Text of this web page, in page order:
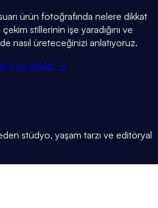
ürün fotoğrafında nelere dikkat
stillerinin işe yaradığını ve
nasıl üreteceğinizi anlatıyoruz.
Keşfet →
stüdyo, yaşam tarzı ve editöryal